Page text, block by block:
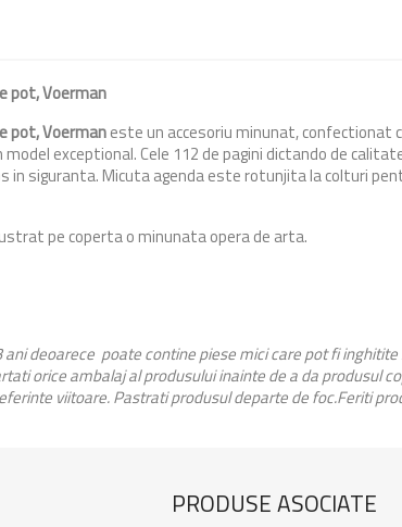
pot, Voerman
pot, Voermaneste un accesoriu minunat,
exceptional. Cele 112 de pagini dictando de
siguranta. Micuta agenda este rotunjita la colturi
pe coperta o minunata opera de arta.
deoarece poate contine piese mici care pot fi
orice ambalaj al produsului inainte de a da produsul
viitoare. Pastrati produsul departe de foc.Feriti
PRODUSE ASOCIATE